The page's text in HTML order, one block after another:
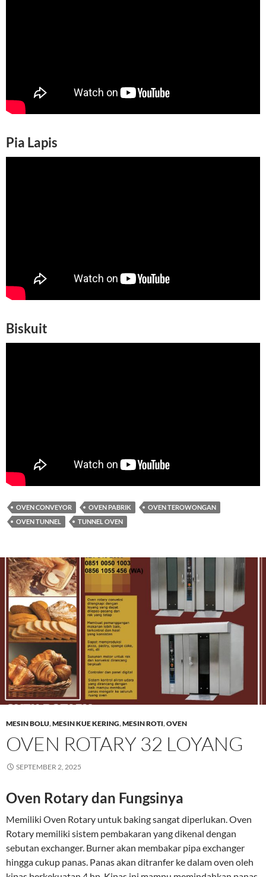
Pia Lapis
Biskuit
OVEN CONVEYOR OVEN PABRIK
OVEN TEROWONGAN
OVEN TUNNEL
TUNNEL OVEN
MESIN BOLU,MESIN KUE KERING,MESIN ROTI,OVEN
OVEN ROTARY 32 LOYANG
SEPTEMBER 2, 2025
Oven Rotary dan Fungsinya
Memiliki Oven Rotary untuk baking sangat diperlukan. Oven
Rotary memiliki sistem pembakaran yang dikenal dengan
sebutan exchanger. Burner akan membakar pipa exchanger
hingga cukup panas. Panas akan ditranfer ke dalam oven oleh